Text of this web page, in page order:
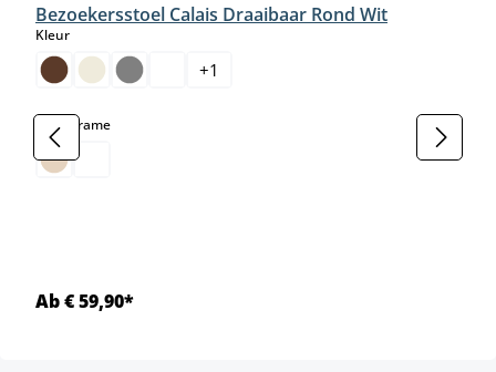
Bezoekersstoel Calais Draaibaar Rond Wit
Kleurselect
+1
Kleur frameselect
Ab € 59,90*